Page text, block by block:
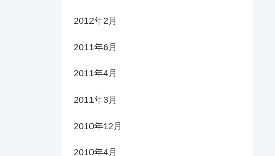
2012年2月
2011年6月
2011年4月
2011年3月
2010年12月
2010年4月